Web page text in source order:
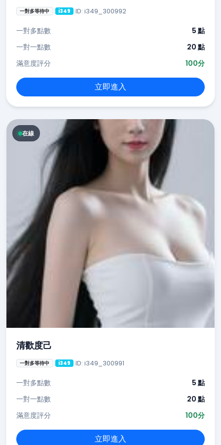
一對多等待中 i349 ID: i349_300992
一對多點數
5 點
一對一點數
20 點
滿意度評分
100分
立即進入
在線
清歡度己
一對多等待中 i349 ID: i349_300991
一對多點數
5 點
一對一點數
20 點
滿意度評分
100分
立即進入